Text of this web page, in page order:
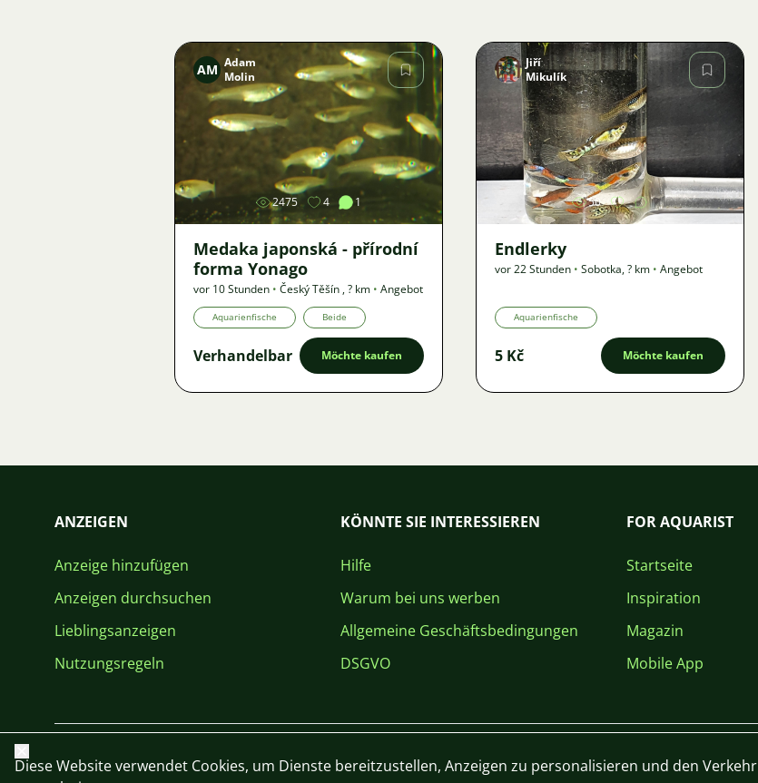
Bild
AM Adam
Molin
2475 4 1
Medaka japonská - přírodní
forma Yonago
vor 10 Stunden • Český Těšín ,? km • Angebot
Aquarienfische Beide
Verhandelbar Möchte kaufen
Bild
Jiří
Mikulík
50
Endlerky
vor 22 Stunden • Sobotka,? km • Angebot
Aquarienfische
5 Kč Möchte kaufen
ANZEIGEN
Anzeige hinzufügen
Anzeigen durchsuchen
Lieblingsanzeigen
Nutzungsregeln
KÖNNTE SIE INTERESSIEREN
Hilfe
Warum bei uns werben
Allgemeine Geschäftsbedingungen
DSGVO
FOR AQUARIST
Startseite
Inspiration
Magazin
Mobile App
Schließen
Diese Website verwendet Cookies, um Dienste bereitzustellen, Anzeigen zu personalisieren und den Verkehr